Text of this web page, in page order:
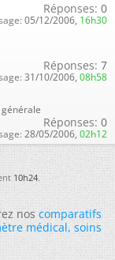
Réponses: 0
05/12/2006, 16h30
Réponses: 7
31/10/2006, 08h58
Réponses: 0
28/05/2006, 02h12
10h24.
noscomparatifs
médical,soins